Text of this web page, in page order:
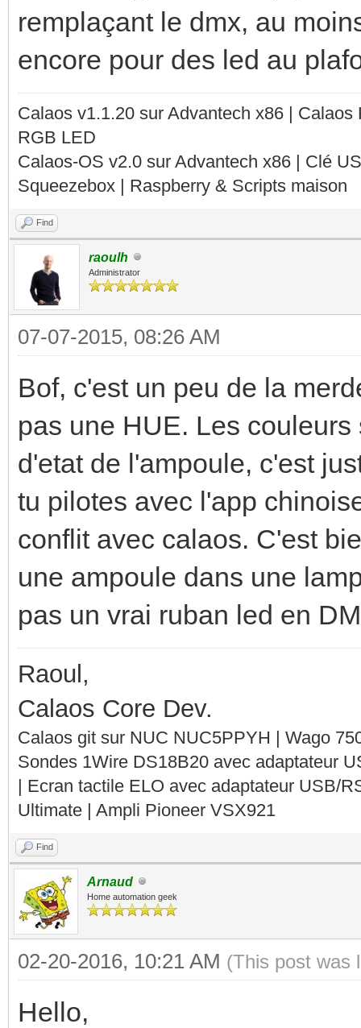
remplaçant le dmx, au
encore pour des led au
Calaos v1.1.20 sur Advantech x86 |
RGB LED
Calaos-OS v2.0 sur Advantech x86 | Clé
Squeezebox | Raspberry & Scripts maison
Find
raoulh
Administrator
07-07-2015, 08:26 AM
Bof, c'est un peu de la
pas une HUE. Les
d'etat de l'ampoule, c'est
tu pilotes avec l'app
conflit avec calaos. C'est
une ampoule dans une
pas un vrai ruban led en
Raoul,
Calaos Core Dev.
Calaos git sur NUC NUC5PPYH | Wago
Sondes 1Wire DS18B20 avec adaptateur
| Ecran tactile ELO avec adaptateur USB/
Ultimate | Ampli Pioneer VSX921
Find
Arnaud
Home automation geek
02-20-2016, 10:21 AM (This post was
Hello,